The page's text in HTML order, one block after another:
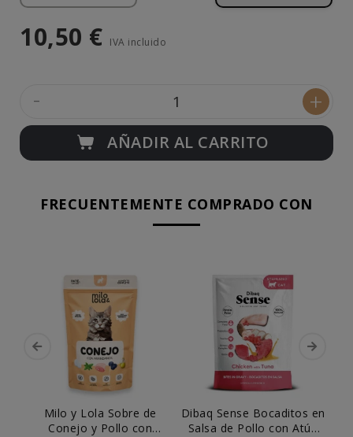
10,50 € IVA incluido
- +
AÑADIR AL CARRITO
FRECUENTEMENTE COMPRADO CON
Milo y Lola Sobre de
Conejo y Pollo con
Dibaq Sense Bocaditos en
Salsa de Pollo con Atún